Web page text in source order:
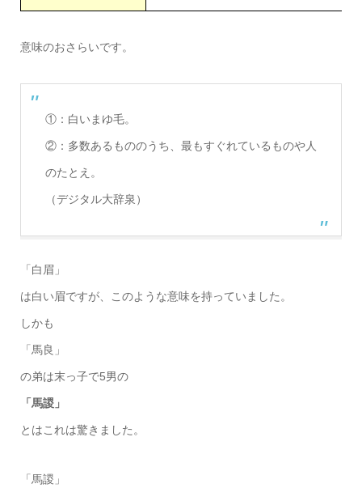
意味のおさらいです。
①：白いまゆ毛。
②：多数あるもののうち、最もすぐれているものや人
のたとえ。
（デジタル大辞泉）
「白眉」
は白い眉ですが、このような意味を持っていました。
しかも
「馬良」
の弟は末っ子で5男の
「馬謖」
とはこれは驚きました。
「馬謖」